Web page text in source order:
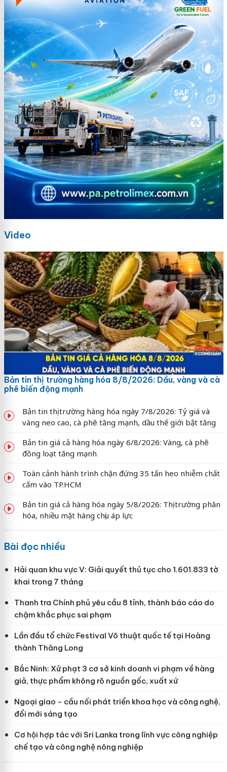
Video
Bản tin thị trường hàng hóa 8/8/2026: Dầu, vàng và cà
phê biến động mạnh
Bản tin thị trường hàng hóa ngày 7/8/2026: Tỷ giá và
vàng neo cao, cà phê tăng mạnh, dầu thế giới bật tăng
Bản tin giá cả hàng hóa ngày 6/8/2026: Vàng, cà phê
đồng loạt tăng mạnh
Toàn cảnh hành trình chặn đứng 35 tấn heo nhiễm chất
cấm vào TP.HCM
Bản tin giá cả hàng hóa ngày 5/8/2026: Thị trường phân
hóa, nhiều mặt hàng chịu áp lực
Bài đọc nhiều
Hải quan khu vực V: Giải quyết thủ tục cho 1.601.833 tờ
khai trong 7 tháng
Thanh tra Chính phủ yêu cầu 8 tỉnh, thành báo cáo do
chậm khắc phục sai phạm
Lần đầu tổ chức Festival Võ thuật quốc tế tại Hoàng
thành Thăng Long
Bắc Ninh: Xử phạt 3 cơ sở kinh doanh vi phạm về hàng
giả, thực phẩm không rõ nguồn gốc, xuất xứ
Ngoại giao - cầu nối phát triển khoa học và công nghệ,
đổi mới sáng tạo
Cơ hội hợp tác với Sri Lanka trong lĩnh vực công nghiệp
chế tạo và công nghệ nông nghiệp